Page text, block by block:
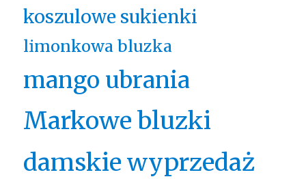
koszulowe sukienki
limonkowa bluzka
mango ubrania
Markowe bluzki
damskie wyprzedaż